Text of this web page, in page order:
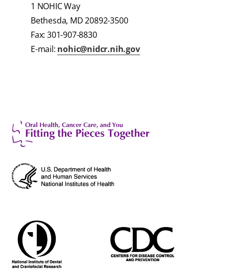
1 NOHIC Way
Bethesda, MD 20892-3500
Fax: 301-907-8830
E-mail: nohic@nidcr.nih.gov